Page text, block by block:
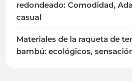
redondeado: Comodidad,
casual
Materiales de la raqueta de
bambú: ecológicos,